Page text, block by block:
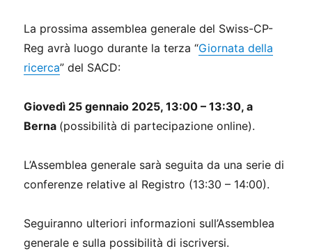
La prossima assemblea generale del Swiss-CP-
Reg avrà luogo durante la terza “Giornata della
ricerca” del SACD:
Giovedì 25 gennaio 2025, 13:00 – 13:30, a
Berna (possibilità di partecipazione online).
L’Assemblea generale sarà seguita da una serie di
conferenze relative al Registro (13:30 – 14:00).
Seguiranno ulteriori informazioni sull’Assemblea
generale e sulla possibilità di iscriversi.